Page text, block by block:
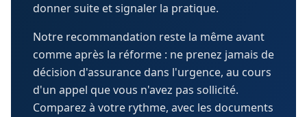
donner suite et signaler la pratique.
Notre recommandation reste la même avant
comme après la réforme : ne prenez jamais de
décision d'assurance dans l'urgence, au cours
d'un appel que vous n'avez pas sollicité.
Comparez à votre rythme, avec les documents